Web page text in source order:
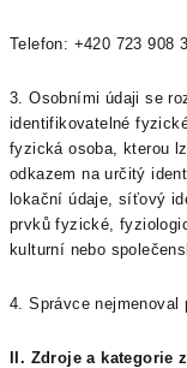
Telefon: +420 723 908
3. Osobními údaji se
identifikovatelné
fyzická osoba, kterou
odkazem na určitý
lokační údaje, síťový
prvků fyzické,
kulturní nebo
4. Správce nejmenoval
II. Zdroje a kategorie